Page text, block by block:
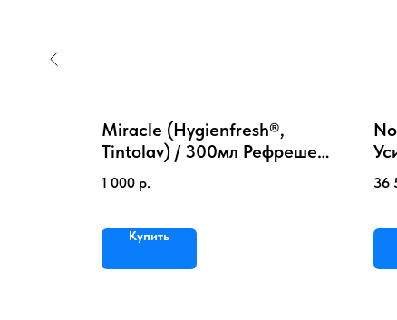
Miracle (Hygienfresh®,
Tintolav) / 300мл Рефрешер
для одежды (жидкий утюг)
Спрей
1 000 р.
Купить
36